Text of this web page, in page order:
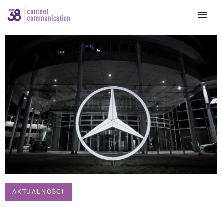
AKTUALNOŚCI